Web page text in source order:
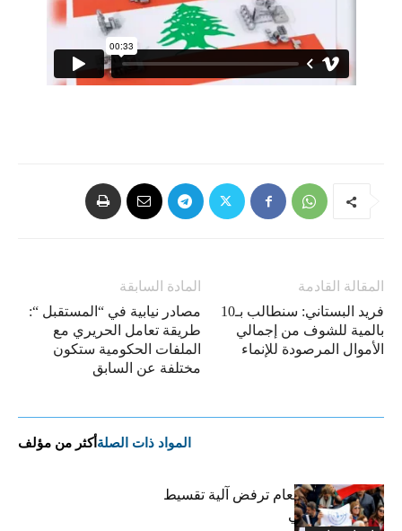
المادة السابقة
مصادر نيابية في “المستقبل “:
طريقة تعامل الحريري مع
الملفات الحكومية ستكون
مختلفة عن السابق
المقالة القادمة
فريد البستاني: سنطالب بـ10
بالمية للشوف من إجمالي
الأموال المرصودة للإنماء
المواد ذات الصلة أكثر من مؤلف
روابط القطاع العام ترفض آلية تقسيط
المفعول الرجعي